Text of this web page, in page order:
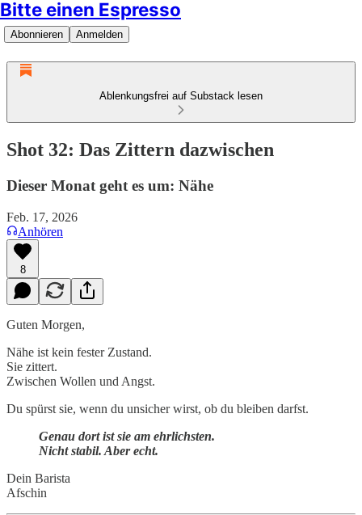
Bitte einen Espresso
Abonnieren Anmelden
Ablenkungsfrei auf Substack lesen
Shot 32: Das Zittern dazwischen
Dieser Monat geht es um: Nähe
Feb. 17, 2026
Anhören
8
Guten Morgen,
Nähe ist kein fester Zustand.
Sie zittert.
Zwischen Wollen und Angst.
Du spürst sie, wenn du unsicher wirst, ob du bleiben darfst.
Genau dort ist sie am ehrlichsten.
Nicht stabil. Aber echt.
Dein Barista
Afschin